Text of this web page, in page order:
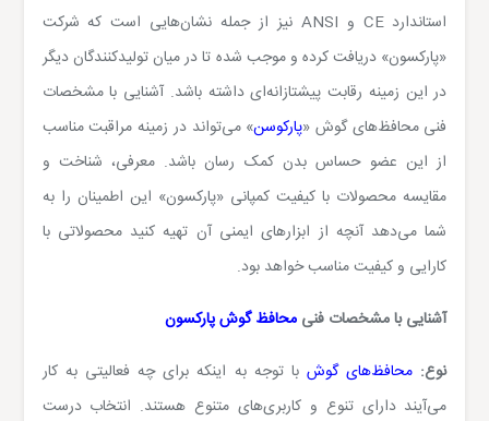
استانداردCE و ANSI نیز از جمله نشان‌هایی است که شرکت
«پارکسون» دریافت کرده و موجب شده تا در میان تولیدکنندگان دیگر
در این زمینه رقابت پیشتازانه‌ای داشته باشد. آشنایی با مشخصات
فنی محافظ‌های گوش «پارکوسن» می‌تواند در زمینه مراقبت مناسب
از این عضو حساس بدن کمک رسان باشد. معرفی، شناخت و
مقایسه محصولات با کیفیت کمپانی «پارکسون» این اطمینان را به
شما می‌دهد آنچه از ابزارهای ایمنی آن تهیه کنید محصولاتی با
کارایی و کیفیت مناسب خواهد بود.
آشنایی با مشخصات فنی محافظ گوش پارکسون
نوع: محافظ‌های گوشبا توجه به اینکه برای چه فعالیتی به کار
می‌آیند دارای تنوع و کاربری‌های متنوع هستند. انتخاب درست